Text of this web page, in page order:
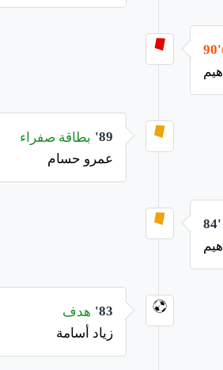
90'
89' بطاقة صفراء
عمرو حسام
84'
83' هدف
زياد أسامة